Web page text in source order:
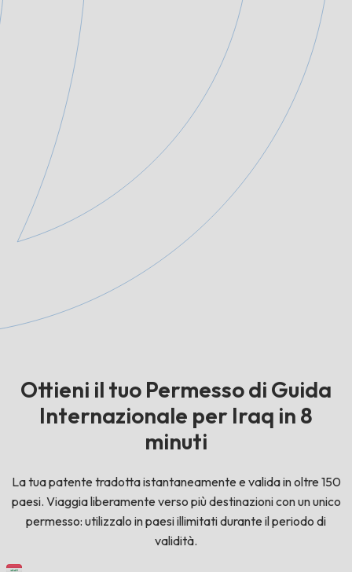
Ottieni il tuo Permesso di Guida
Internazionale per Iraq in 8
minuti
La tua patente tradotta istantaneamente e valida in oltre 150
paesi. Viaggia liberamente verso più destinazioni con un unico
permesso: utilizzalo in paesi illimitati durante il periodo di
validità.